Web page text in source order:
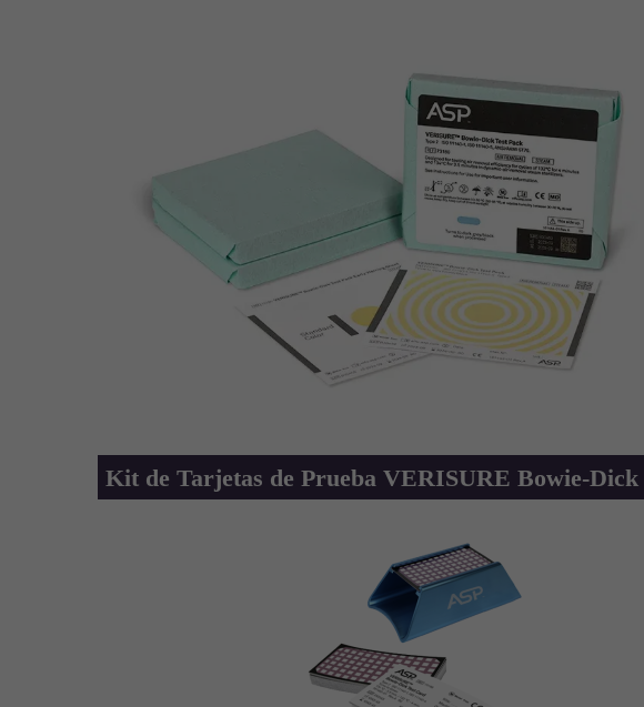
Kit de Tarjetas de Prueba VERISURE Bowie-Dick